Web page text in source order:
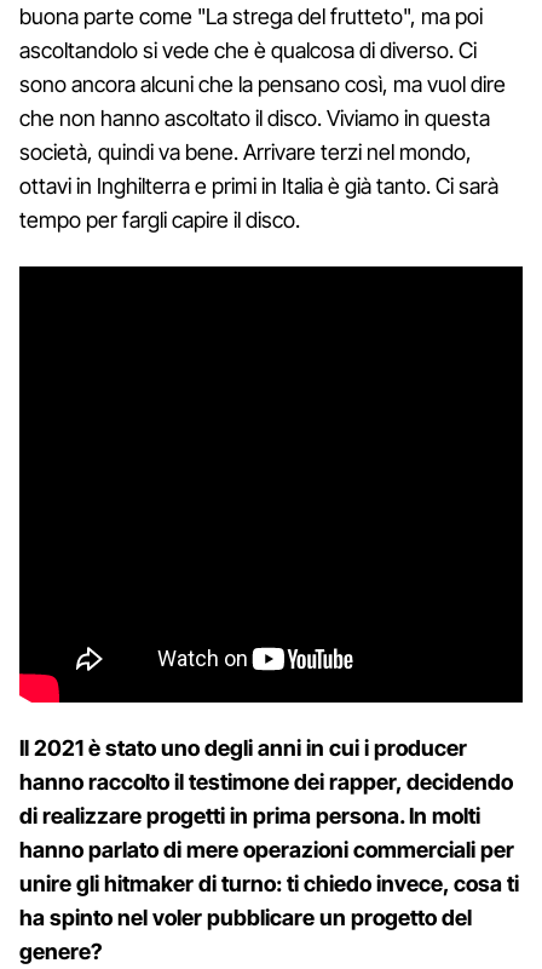
buona parte come "La strega del frutteto", ma poi
ascoltandolo si vede che è qualcosa di diverso. Ci
sono ancora alcuni che la pensano così, ma vuol dire
che non hanno ascoltato il disco. Viviamo in questa
società, quindi va bene. Arrivare terzi nel mondo,
ottavi in Inghilterra e primi in Italia è già tanto. Ci sarà
tempo per fargli capire il disco.
Il 2021 è stato uno degli anni in cui i producer
hanno raccolto il testimone dei rapper, decidendo
di realizzare progetti in prima persona. In molti
hanno parlato di mere operazioni commerciali per
unire gli hitmaker di turno: ti chiedo invece, cosa ti
ha spinto nel voler pubblicare un progetto del
genere?